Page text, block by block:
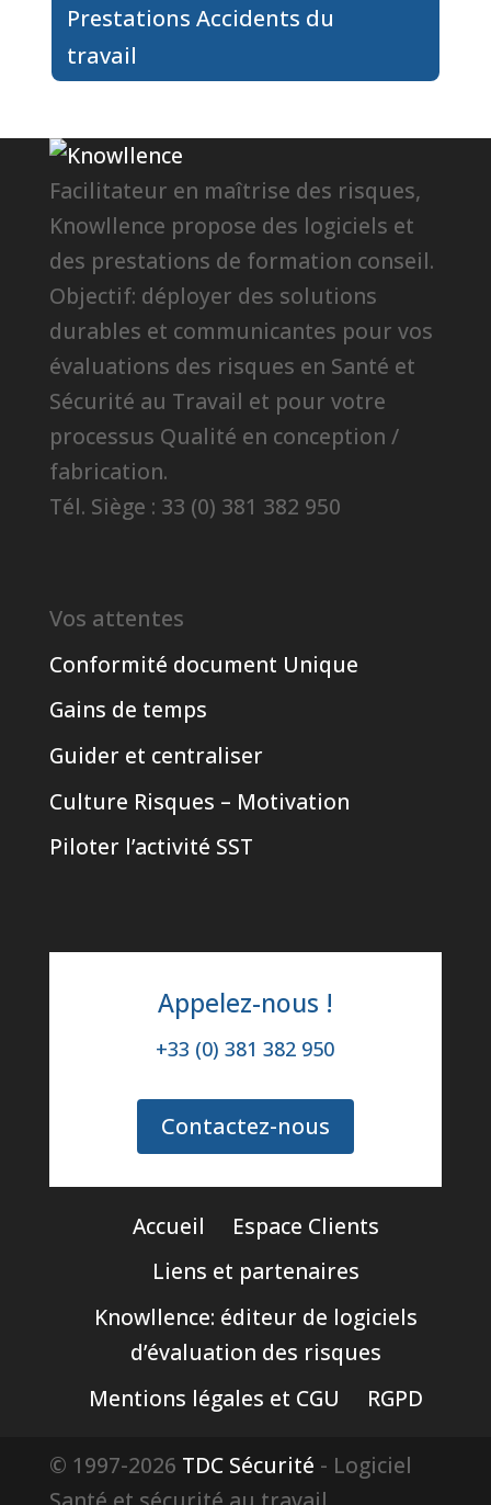
Prestations Accidents du
travail
Facilitateur en maîtrise des risques,
Knowllence propose des logiciels et
des prestations de formation conseil.
Objectif: déployer des solutions
durables et communicantes pour vos
évaluations des risques en Santé et
Sécurité au Travail et pour votre
processus Qualité en conception /
fabrication.
Tél. Siège : 33 (0) 381 382 950
Vos attentes
Conformité document Unique
Gains de temps
Guider et centraliser
Culture Risques – Motivation
Piloter l’activité SST
Appelez-nous !
+33 (0) 381 382 950
Contactez-nous
Accueil
Espace Clients
Liens et partenaires
Knowllence: éditeur de logiciels
d’évaluation des risques
Mentions légales et CGU
RGPD
© 1997-2026 TDC Sécurité - Logiciel